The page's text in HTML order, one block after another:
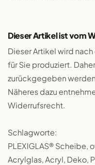
Dieser Artikel ist vom
Dieser Artikel wird
für Sie produziert.
zurückgegeben
Näheres dazu
Widerrufsrecht.
Schlagworte:
PLEXIGLAS® Scheibe,
Acrylglas, Acryl, Deko,